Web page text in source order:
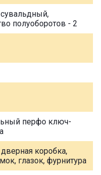
полуоборотов - 2
перфо ключ-
коробка,
глазок, фурнитура